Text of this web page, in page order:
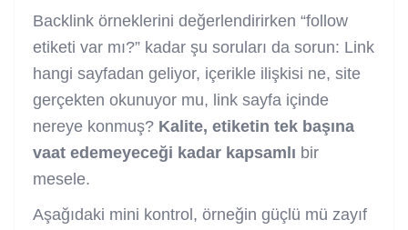
Backlink örneklerini değerlendirirken “follow
etiketi var mı?” kadar şu soruları da sorun: Link
hangi sayfadan geliyor, içerikle ilişkisi ne, site
gerçekten okunuyor mu, link sayfa içinde
nereye konmuş? Kalite, etiketin tek başına
vaat edemeyeceği kadar kapsamlı bir
mesele.
Aşağıdaki mini kontrol, örneğin güçlü mü zayıf